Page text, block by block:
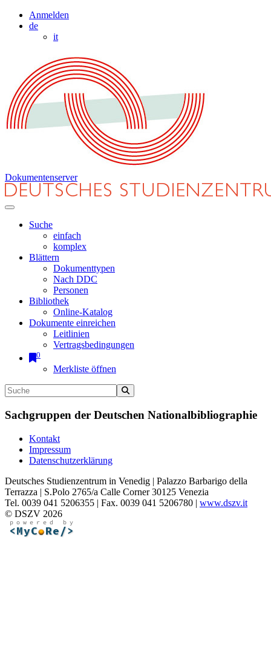
Anmelden
de
it
Dokumentenserver
Suche
einfach
komplex
Blättern
Dokumenttypen
Nach DDC
Personen
Bibliothek
Online-Katalog
Dokumente einreichen
Leitlinien
Vertragsbedingungen
0
Merkliste öffnen
Sachgruppen der Deutschen Nationalbibliographie
Kontakt
Impressum
Datenschutzerklärung
Deutsches Studienzentrum in Venedig | Palazzo Barbarigo della
Terrazza | S.Polo 2765/a Calle Corner 30125 Venezia
Tel. 0039 041 5206355 | Fax. 0039 041 5206780 | www.dszv.it
© DSZV 2026